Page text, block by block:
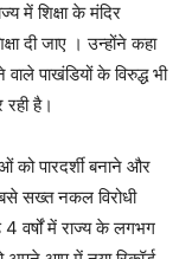
में शिक्षा के मंदिर
दी जाए । उन्होंने कहा
पाखंडियों के विरुद्ध भी
है।
को पारदर्शी बनाने और
सख्त नकल विरोधी
वर्षों में राज्य के लगभग